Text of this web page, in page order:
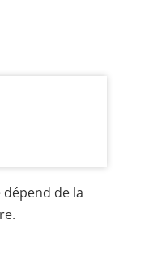
dépend de la